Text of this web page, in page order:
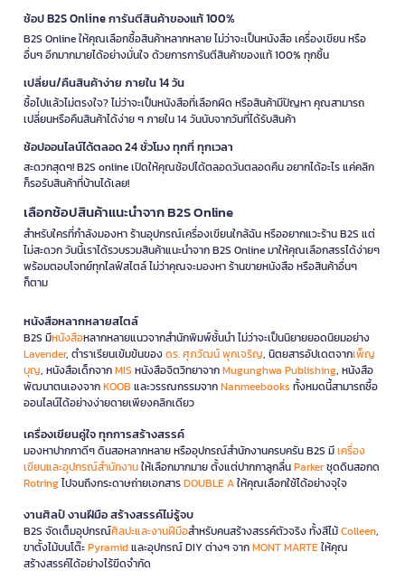
ช้อป B2S Online การันตีสินค้าของแท้ 100%
B2S Online ให้คุณเลือกซื้อสินค้าหลากหลาย ไม่ว่าจะเป็นหนังสือ เครื่องเขียน หรือ
อื่นๆ อีกมากมายได้อย่างมั่นใจ ด้วยการการันตีสินค้าของแท้ 100% ทุกชิ้น
เปลี่ยน/คืนสินค้าง่าย ภายใน 14 วัน
ซื้อไปแล้วไม่ตรงใจ? ไม่ว่าจะเป็นหนังสือที่เลือกผิด หรือสินค้ามีปัญหา คุณสามารถ
เปลี่ยนหรือคืนสินค้าได้ง่าย ๆ ภายใน 14 วันนับจากวันที่ได้รับสินค้า
ช้อปออนไลน์ได้ตลอด 24 ชั่วโมง ทุกที่ ทุกเวลา
สะดวกสุดๆ! B2S online เปิดให้คุณช้อปได้ตลอดวันตลอดคืน อยากได้อะไร แค่คลิก
ก็รอรับสินค้าที่บ้านได้เลย!
เลือกช้อปสินค้าแนะนำจาก B2S Online
สำหรับใครที่กำลังมองหา ร้านอุปกรณ์เครื่องเขียนใกล้ฉัน หรืออยากแวะร้าน B2S แต่
ไม่สะดวก วันนี้เราได้รวบรวมสินค้าแนะนำจาก B2S Online มาให้คุณเลือกสรรได้ง่ายๆ
พร้อมตอบโจทย์ทุกไลฟ์สไตล์ ไม่ว่าคุณจะมองหา ร้านขายหนังสือ หรือสินค้าอื่นๆ
ก็ตาม
หนังสือหลากหลายสไตล์
B2S มีหนังสือหลากหลายแนวจากสำนักพิมพ์ชั้นนำ ไม่ว่าจะเป็นนิยายยอดนิยมอย่าง
Lavender, ตำราเรียนเข้มข้นของดร. ศุภวัฒน์ พุกเจริญ, นิตยสารอัปเดตจากเพ็ญ
บุญ, หนังสือเด็กจากMIS หนังสือจิตวิทยาจากMugunghwa Publishing, หนังสือ
พัฒนาตนเองจากKOOB และวรรณกรรมจากNanmeebooks ทั้งหมดนี้สามารถซื้อ
ออนไลน์ได้อย่างง่ายดายเพียงคลิกเดียว
เครื่องเขียนคู่ใจ ทุกการสร้างสรรค์
มองหาปากกาดีๆ ดินสอหลากหลาย หรืออุปกรณ์สำนักงานครบครัน B2S มีเครื่อง
เขียนและอุปกรณ์สำนักงานให้เลือกมากมาย ตั้งแต่ปากกาลูกลื่นParkerชุดดินสอกด
Rotringไปจนถึงกระดาษถ่ายเอกสารDOUBLE Aให้คุณเลือกใช้ได้อย่างจุใจ
งานศิลป์ งานฝีมือ สร้างสรรค์ไม่รู้จบ
B2S จัดเต็มอุปกรณ์ศิลปะและงานฝีมือสำหรับคนสร้างสรรค์ตัวจริง ทั้งสีไม้Colleen,
ขาตั้งไม้บนโต๊ะPyramidและอุปกรณ์ DIY ต่างๆ จากMONT MARTEให้คุณ
สร้างสรรค์ได้อย่างไร้ขีดจำกัด